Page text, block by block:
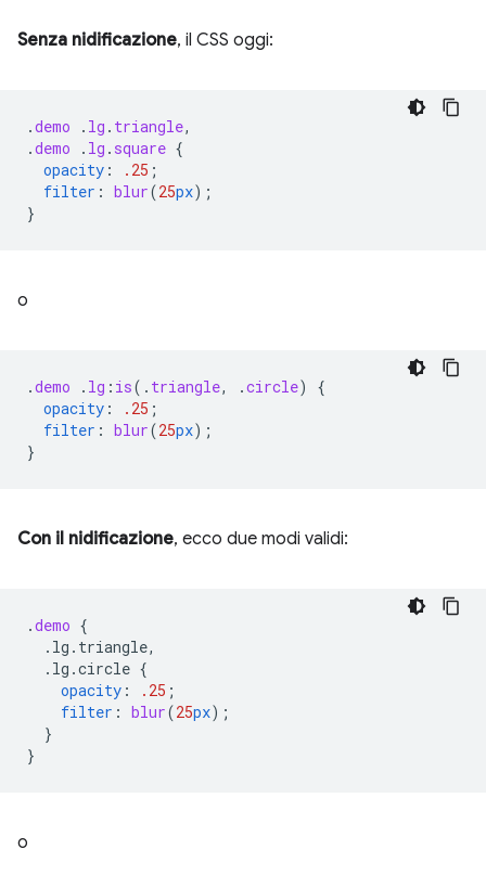
Senza nidificazione, il CSS oggi:
.demo . lg . triangle,
.demo . lg . square {
opacity : .25 ;
filter : blur(25px);
}
o
.demo . lg : is( . triangle, .circle)
{
opacity : .25 ;
filter : blur(25px);
}
Con il nidificazione, ecco due modi validi:
.demo {
.lg.triangle,
.lg.circle {
opacity : .25 ;
filter : blur(25px);
}
}
o